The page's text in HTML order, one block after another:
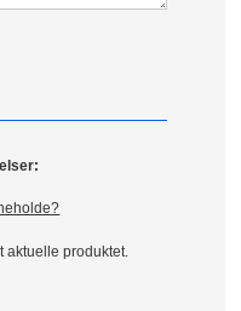
aktuelle produktet.